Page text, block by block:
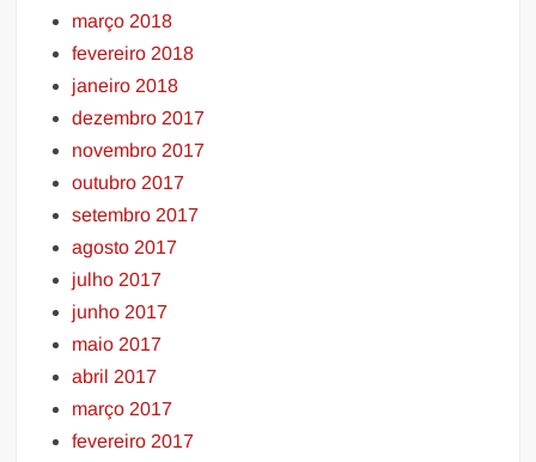
março 2018
fevereiro 2018
janeiro 2018
dezembro 2017
novembro 2017
outubro 2017
setembro 2017
agosto 2017
julho 2017
junho 2017
maio 2017
abril 2017
março 2017
fevereiro 2017